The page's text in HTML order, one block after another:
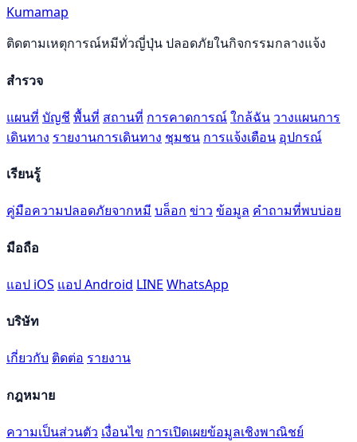
Kumamap
ติดตามเหตุการณ์หมีทั่วญี่ปุ่น ปลอดภัยในกิจกรรมกลางแจ้ง
สำรวจ
แผนที่ บัญชี พื้นที่ สถานที่ การคาดการณ์ใกล้ฉัน วางแผนการ
เดินทาง รายงานการเดินทาง ชุมชน การแจ้งเตือน อุปกรณ์
เรียนรู้
คู่มือความปลอดภัยจากหมี บล็อก ข่าว ข้อมูล คำถามที่พบบ่อย
มือถือ
แอป iOS แอป Android LINE WhatsApp
บริษัท
เกี่ยวกับ ติดต่อ รายงาน
กฎหมาย
ความเป็นส่วนตัว เงื่อนไข การเปิดเผยข้อมูลเชิงพาณิชย์